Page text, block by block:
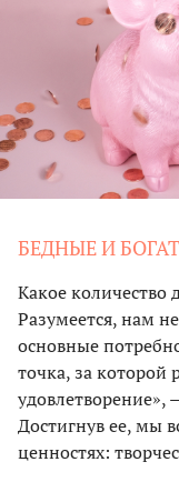
БЕДНЫЕ И
Какое количество
Разумеется, нам
основные
точка, за которой
Достигнув ее, мы
ценностях: